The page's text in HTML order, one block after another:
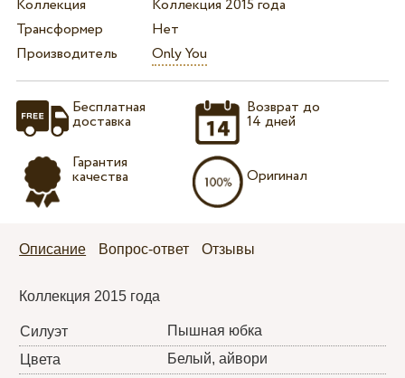
Коллекция
Коллекция 2015 года
Трансформер
Нет
Производитель
Only You
Бесплатная
доставка
Гарантия
качества
Возврат до
14 дней
Оригинал
Описание Вопрос-ответ Отзывы
Коллекция 2015 года
Силуэт
Пышная юбка
Цвета
Белый, айвори